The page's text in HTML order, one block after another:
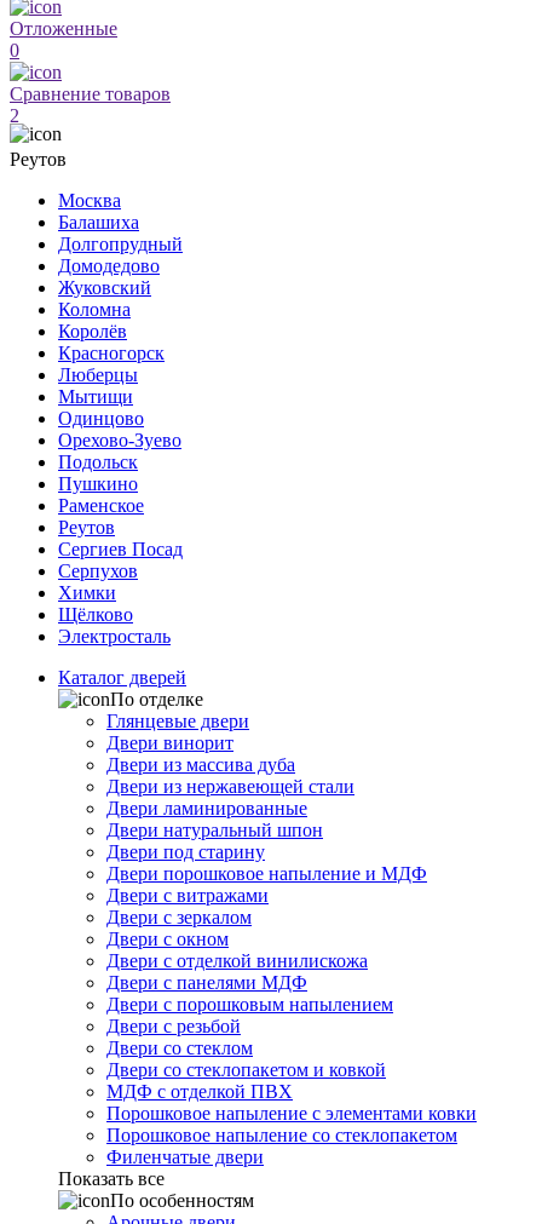
Отложенные
0
Сравнение товаров
2
Реутов
Москва
Балашиха
Долгопрудный
Домодедово
Жуковский
Коломна
Королёв
Красногорск
Люберцы
Мытищи
Одинцово
Орехово-Зуево
Подольск
Пушкино
Раменское
Реутов
Сергиев Посад
Серпухов
Химки
Щёлково
Электросталь
Каталог дверей
По отделке
Глянцевые двери
Двери винорит
Двери из массива дуба
Двери из нержавеющей стали
Двери ламинированные
Двери натуральный шпон
Двери под старину
Двери порошковое напыление и МДФ
Двери с витражами
Двери с зеркалом
Двери с окном
Двери с отделкой винилискожа
Двери с панелями МДФ
Двери с порошковым напылением
Двери с резьбой
Двери со стеклом
Двери со стеклопакетом и ковкой
МДФ с отделкой ПВХ
Порошковое напыление с элементами ковки
Порошковое напыление со стеклопакетом
Филенчатые двери
Показать все
По особенностям